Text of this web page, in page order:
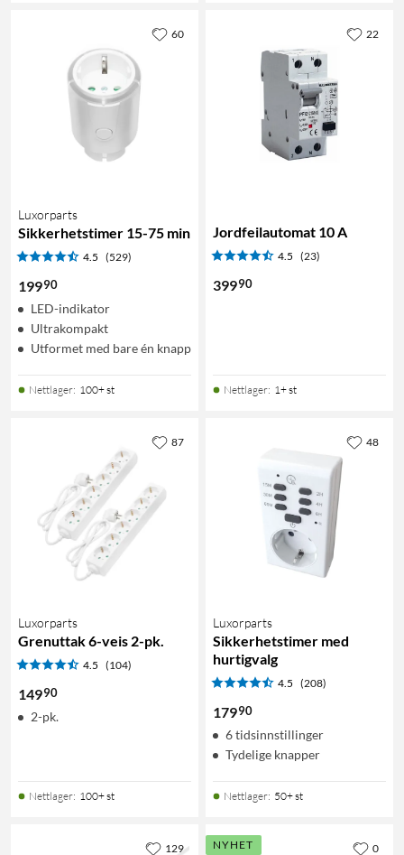
Luxorparts
Sikkerhetstimer 15-75 min
4.5 (529)
19990
LED-indikator
Ultrakompakt
Utformet med bare én knapp
Nettlager: 100+ st
60
Jordfeilautomat 10 A
4.5 (23)
39990
Nettlager: 1+ st
22
Luxorparts
Grenuttak 6-veis 2-pk.
4.5 (104)
14990
2-pk.
Nettlager: 100+ st
87
Luxorparts
Sikkerhetstimer med
hurtigvalg
4.5 (208)
17990
6 tidsinnstillinger
Tydelige knapper
Nettlager: 50+ st
48
129 NYHET 0